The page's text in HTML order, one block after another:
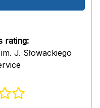
rating:
J. Słowackiego